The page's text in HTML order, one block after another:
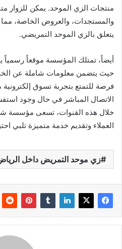
منتجات الزي الموحد. يمكن للزوار
والمستجدات، والعروض الخاصة،
يتعلق بالزي الموحد التمريضي.
أيضاً، تمتلك المؤسسة موقعاً رسمياً
حيث يتضمن معلومات شاملة عن
فرصة للتمتع بتجربة تسوق
الاتصال المباشر في حال وجود
خلال هذه القنوات، تسعى مؤسسة
العملاء وتقديم خدمة متميزة تلبي
زي موحد التمريض داخل